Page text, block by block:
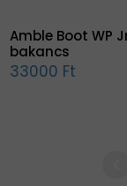
Amble Boot WP
bakancs
33000 Ft